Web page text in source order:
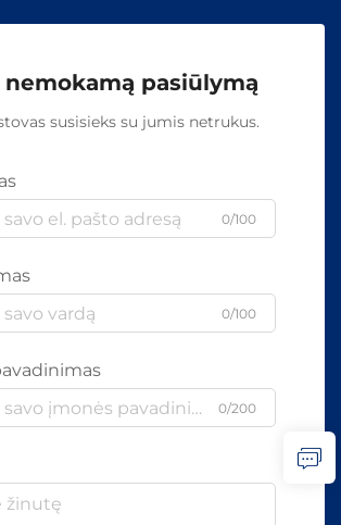
nemokamą pasiūlymą
susisieks su jumis netrukus.
0/100
0/100
0/200